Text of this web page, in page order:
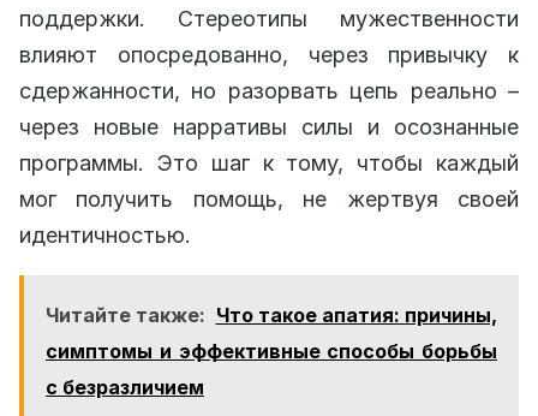
поддержки. Стереотипы мужественности
влияют опосредованно, через привычку к
сдержанности, но разорвать цепь реально –
через новые нарративы силы и осознанные
программы. Это шаг к тому, чтобы каждый
мог получить помощь, не жертвуя своей
идентичностью.
Читайте также: Что такое апатия: причины,
симптомы и эффективные способы борьбы
с безразличием